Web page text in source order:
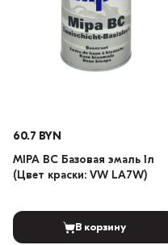
60.7 BYN
MIPA BC Базовая эмаль 1л
(Цвет краски: VW LA7W)
В корзину